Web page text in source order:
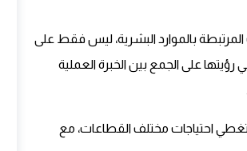
بالموارد البشرية، ليس فقط على
على الجمع بين الخبرة العملية
احتياجات مختلف القطاعات، مع